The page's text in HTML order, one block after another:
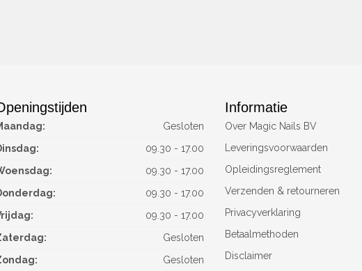
Gesloten
09.30 - 17.00
09.30 - 17.00
09.30 - 17.00
09.30 - 17.00
Gesloten
Gesloten
Informatie
Over Magic Nails BV
Leveringsvoorwaarden
Opleidingsreglement
Verzenden & retourneren
Privacyverklaring
Betaalmethoden
Disclaimer